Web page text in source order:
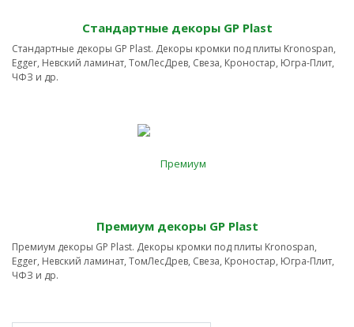
Стандартные декоры GP Plast
Стандартные декоры GP Plast. Декоры кромки под плиты Kronospan,
Egger, Невский ламинат, ТомЛесДрев, Свеза, Кроностар, Югра-Плит,
ЧФЗ и др.
Премиум декоры GP Plast
Премиум декоры GP Plast. Декоры кромки под плиты Kronospan,
Egger, Невский ламинат, ТомЛесДрев, Свеза, Кроностар, Югра-Плит,
ЧФЗ и др.